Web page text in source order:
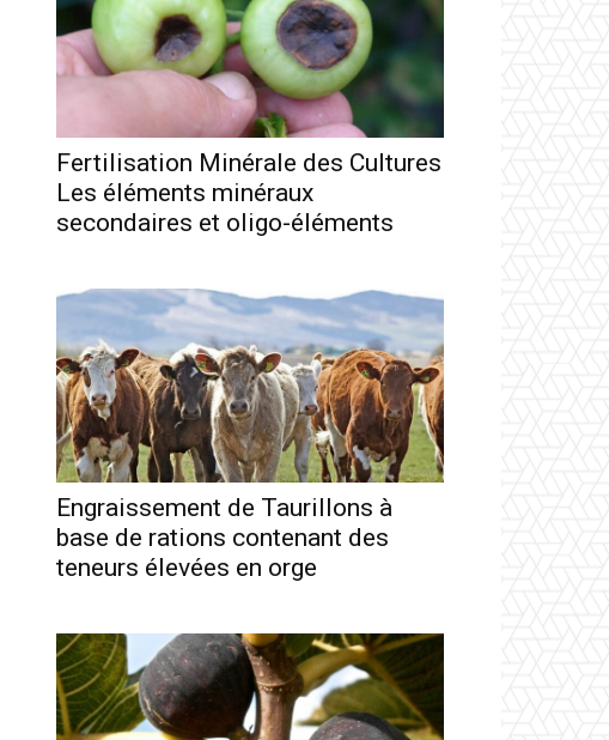
Fertilisation Minérale des Cultures
Les éléments minéraux
secondaires et oligo-éléments
Engraissement de Taurillons à
base de rations contenant des
teneurs élevées en orge